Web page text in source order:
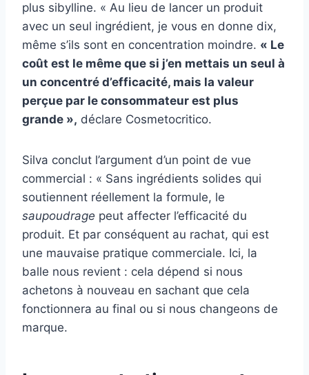
plus sibylline. « Au lieu de lancer un produit
avec un seul ingrédient, je vous en donne dix,
même s’ils sont en concentration moindre. « Le
coût est le même que si j’en mettais un seul à
un concentré d’efficacité, mais la valeur
perçue par le consommateur est plus
grande », déclare Cosmetocritico.
Silva conclut l’argument d’un point de vue
commercial : « Sans ingrédients solides qui
soutiennent réellement la formule, le
saupoudrage peut affecter l’efficacité du
produit. Et par conséquent au rachat, qui est
une mauvaise pratique commerciale. Ici, la
balle nous revient : cela dépend si nous
achetons à nouveau en sachant que cela
fonctionnera au final ou si nous changeons de
marque.